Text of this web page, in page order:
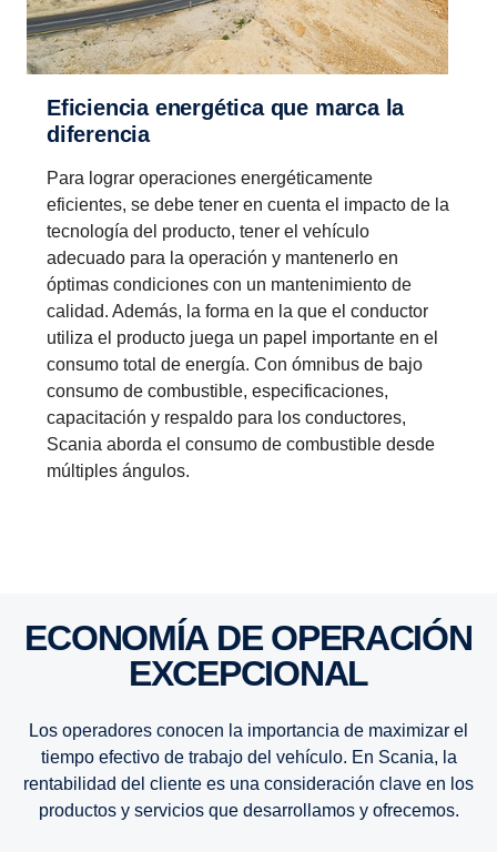
Eficiencia energética que marca la
diferencia
Para lograr operaciones energéticamente
eficientes, se debe tener en cuenta el impacto de la
tecnología del producto, tener el vehículo
adecuado para la operación y mantenerlo en
óptimas condiciones con un mantenimiento de
calidad. Además, la forma en la que el conductor
utiliza el producto juega un papel importante en el
consumo total de energía. Con ómnibus de bajo
consumo de combustible, especificaciones,
capacitación y respaldo para los conductores,
Scania aborda el consumo de combustible desde
múltiples ángulos.
ECONOMÍA DE OPERACIÓN
EXCEPCIONAL
Los operadores conocen la importancia de maximizar el
tiempo efectivo de trabajo del vehículo. En Scania, la
rentabilidad del cliente es una consideración clave en los
productos y servicios que desarrollamos y ofrecemos.